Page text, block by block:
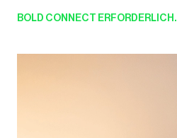
BOLD CONNECT ERFORDERLICH.